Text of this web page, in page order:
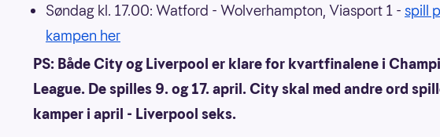
Søndag kl. 17.00: Watford - Wolverhampton, Viasport 1 - spill
kampen her
PS: Både City og Liverpool er klare for kvartfinalene i
League. De spilles 9. og 17. april. City skal med andre ord
kamper i april - Liverpool seks.